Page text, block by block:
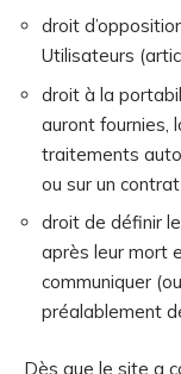
droit
Utilisateurs
droit à la
auront fournies,
traitements
ou sur un
droit de définir
après leur mort
communiquer
préalablement
Dès que le site a